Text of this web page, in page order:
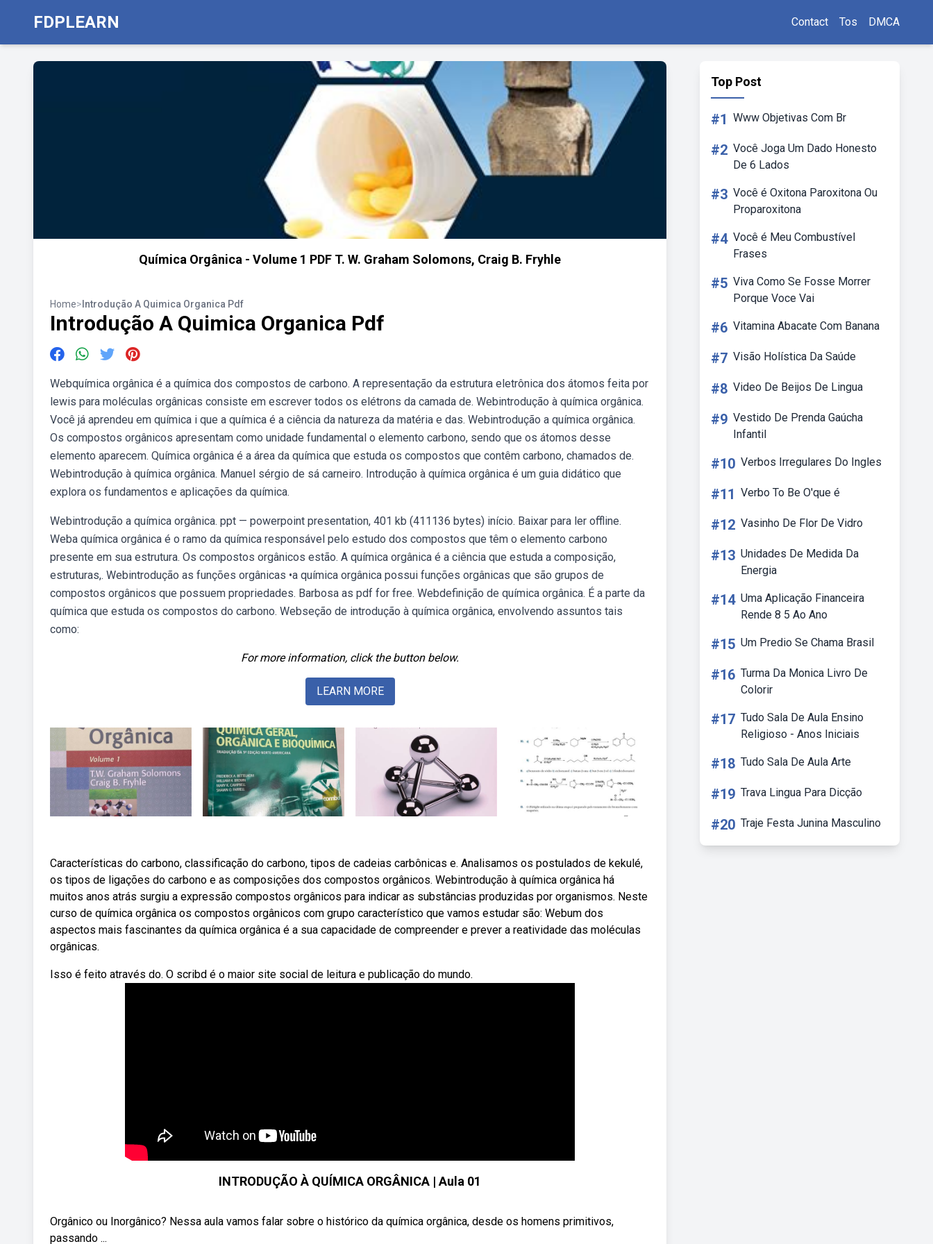
FDPLEARN Contact Tos DMCA
Química Orgânica - Volume 1 PDF T. W. Graham Solomons, Craig B. Fryhle
Home> Introdução A Quimica Organica Pdf
Introdução A Quimica Organica Pdf
Webquímica orgânica é a química dos compostos de carbono. A representação da estrutura eletrônica dos átomos feita por
lewis para moléculas orgânicas consiste em escrever todos os elétrons da camada de. Webintrodução à química orgânica.
Você já aprendeu em química i que a química é a ciência da natureza da matéria e das. Webintrodução a química orgânica.
Os compostos orgânicos apresentam como unidade fundamental o elemento carbono, sendo que os átomos desse
elemento aparecem. Química orgânica é a área da química que estuda os compostos que contêm carbono, chamados de.
Webintrodução à química orgânica. Manuel sérgio de sá carneiro. Introdução à química orgânica é um guia didático que
explora os fundamentos e aplicações da química.
Webintrodução a química orgânica. ppt — powerpoint presentation, 401 kb (411136 bytes) início. Baixar para ler offline.
Weba química orgânica é o ramo da química responsável pelo estudo dos compostos que têm o elemento carbono
presente em sua estrutura. Os compostos orgânicos estão. A química orgânica é a ciência que estuda a composição,
estruturas,. Webintrodução as funções orgânicas •a química orgânica possui funções orgânicas que são grupos de
compostos orgânicos que possuem propriedades. Barbosa as pdf for free. Webdefinição de química orgânica. É a parte da
química que estuda os compostos do carbono. Webseção de introdução à química orgânica, envolvendo assuntos tais
como:
For more information, click the button below.
LEARN MORE
Características do carbono, classificação do carbono, tipos de cadeias carbônicas e. Analisamos os postulados de kekulé,
os tipos de ligações do carbono e as composições dos compostos orgânicos. Webintrodução à química orgânica há
muitos anos atrás surgiu a expressão compostos orgânicos para indicar as substâncias produzidas por organismos. Neste
curso de química orgânica os compostos orgânicos com grupo característico que vamos estudar são: Webum dos
aspectos mais fascinantes da química orgânica é a sua capacidade de compreender e prever a reatividade das moléculas
orgânicas.
Isso é feito através do. O scribd é o maior site social de leitura e publicação do mundo.
INTRODUÇÃO À QUÍMICA ORGÂNICA | Aula 01
Orgânico ou Inorgânico? Nessa aula vamos falar sobre o histórico da química orgânica, desde os homens primitivos,
passando ...
Top Post
#1 Www Objetivas Com Br
#2 Você Joga Um Dado Honesto
De 6 Lados
#3 Você é Oxitona Paroxitona Ou
Proparoxitona
#4 Você é Meu Combustível
Frases
#5 Viva Como Se Fosse Morrer
Porque Voce Vai
#6 Vitamina Abacate Com Banana
#7 Visão Holística Da Saúde
#8 Video De Beijos De Lingua
#9 Vestido De Prenda Gaúcha
Infantil
#10 Verbos Irregulares Do Ingles
#11 Verbo To Be O'que é
#12 Vasinho De Flor De Vidro
#13 Unidades De Medida Da
Energia
#14 Uma Aplicação Financeira
Rende 8 5 Ao Ano
#15 Um Predio Se Chama Brasil
#16 Turma Da Monica Livro De
Colorir
#17 Tudo Sala De Aula Ensino
Religioso - Anos Iniciais
#18 Tudo Sala De Aula Arte
#19 Trava Lingua Para Dicção
#20 Traje Festa Junina Masculino